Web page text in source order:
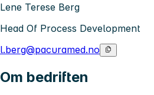
Lene Terese Berg
Head Of Process Development
l.berg@pacuramed.no
Om bedriften